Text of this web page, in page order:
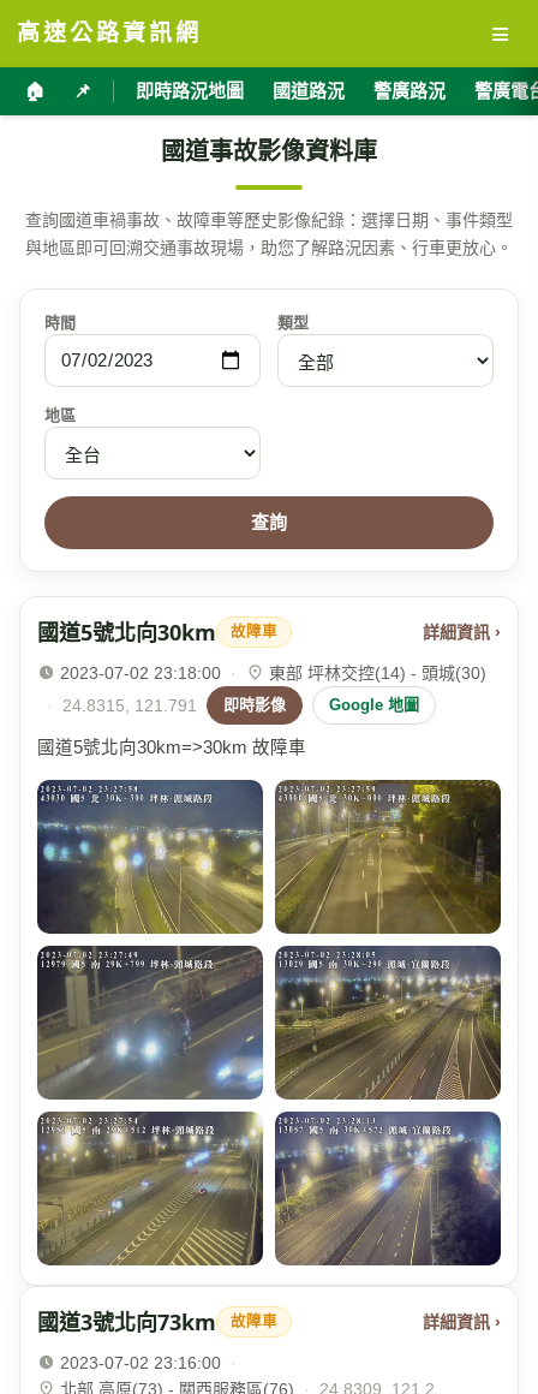
高速公路資訊網 ≡
🏠 📌 即時路況地圖 國道路況 警廣路況 警廣電
國道事故影像資料庫
查詢國道車禍事故、故障車等歷史影像紀錄：選擇日期、事件類型
與地區即可回溯交通事故現場，助您了解路況因素、行車更放心。
時間 類型
地區
查詢
國道5號北向30km 故障車 詳細資訊 ›
2023-07-02 23:18:00 ·
東部 坪林交控(14) - 頭城(30)
·
24.8315, 121.791 即時影像 Google 地圖
國道5號北向30km=>30km 故障車
國道3號北向73km 故障車 詳細資訊 ›
2023-07-02 23:16:00
·
北部 高原(73) - 關西服務區(76)
· 24.8309, 121.2